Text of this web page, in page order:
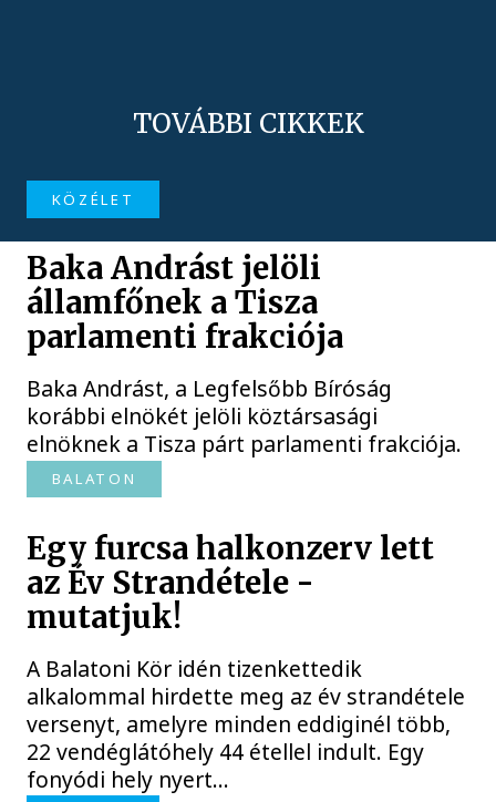
TOVÁBBI CIKKEK
KÖZÉLET
Baka Andrást jelöli
államfőnek a Tisza
parlamenti frakciója
Baka Andrást, a Legfelsőbb Bíróság
korábbi elnökét jelöli köztársasági
elnöknek a Tisza párt parlamenti frakciója.
BALATON
Egy furcsa halkonzerv lett
az Év Strandétele -
mutatjuk!
A Balatoni Kör idén tizenkettedik
alkalommal hirdette meg az év strandétele
versenyt, amelyre minden eddiginél több,
22 vendéglátóhely 44 étellel indult. Egy
fonyódi hely nyert...